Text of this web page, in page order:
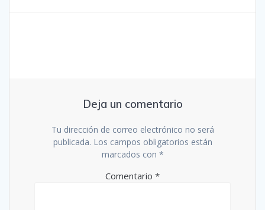
Deja un comentario
Tu dirección de correo electrónico no será
publicada. Los campos obligatorios están
marcados con *
Comentario *